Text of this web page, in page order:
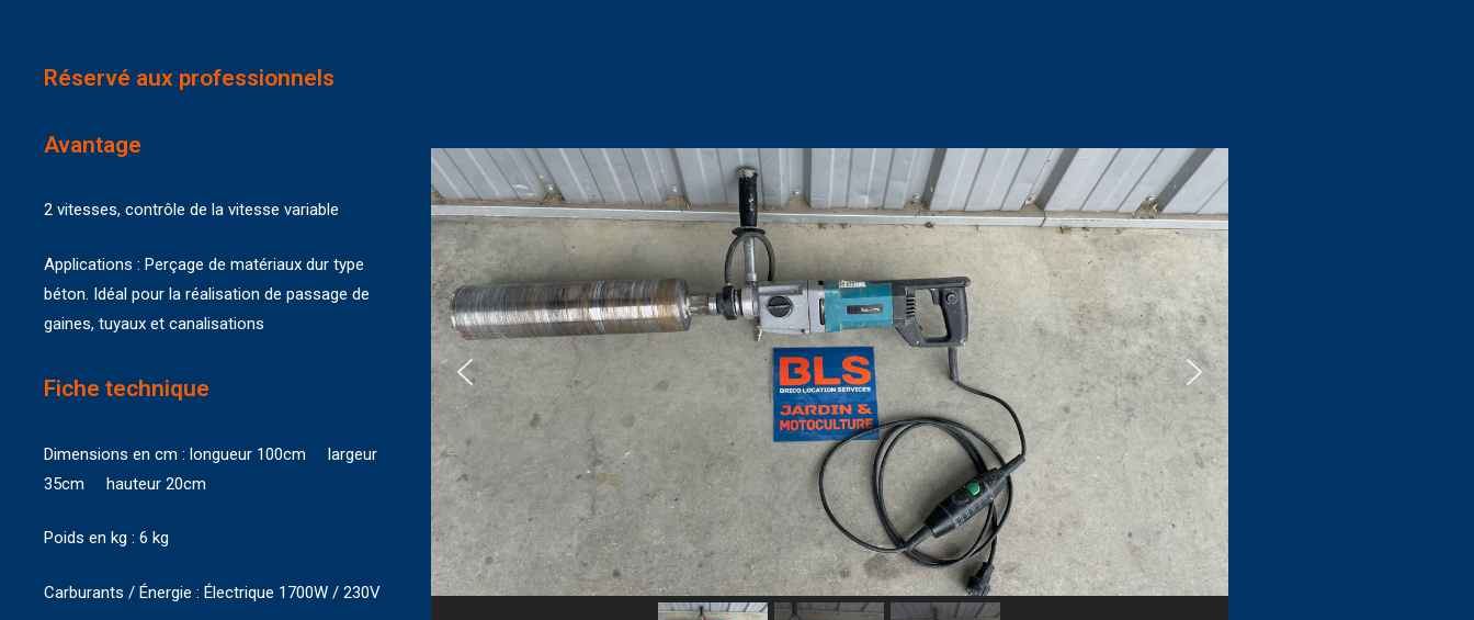
Réservé aux professionnels
Avantage
2 vitesses, contrôle de la vitesse variable
Applications : Perçage de matériaux dur type
béton. Idéal pour la réalisation de passage de
gaines, tuyaux et canalisations
Fiche technique
Dimensions en cm : longueur 100cm largeur
35cm hauteur 20cm
Poids en kg : 6 kg
Carburants / Énergie : Électrique 1700W / 230V